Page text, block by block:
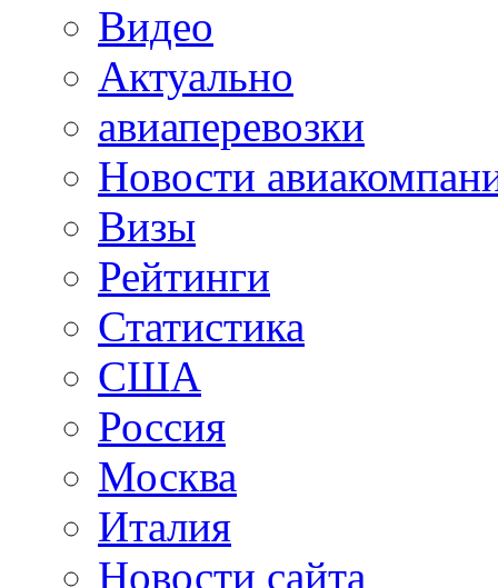
Видео
Актуально
авиаперевозки
Новости
Визы
Рейтинги
Статистика
США
Россия
Москва
Италия
Новости сайта